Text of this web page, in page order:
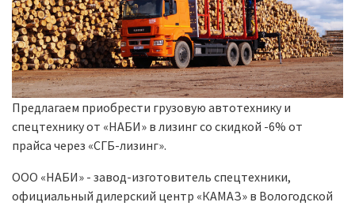
Предлагаем приобрести грузовую автотехнику и
спецтехнику от «НАБИ» в лизинг со скидкой -6% от
прайса через «СГБ-лизинг».
ООО «НАБИ» - завод-изготовитель спецтехники,
официальный дилерский центр «КАМАЗ» в Вологодской